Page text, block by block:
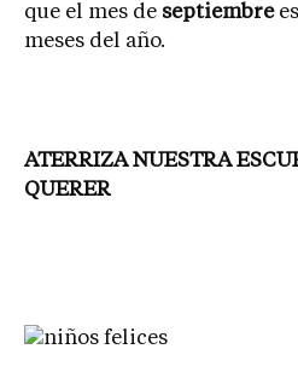
que el mes de septiembre
meses del año.
ATERRIZA NUESTRA
QUERER